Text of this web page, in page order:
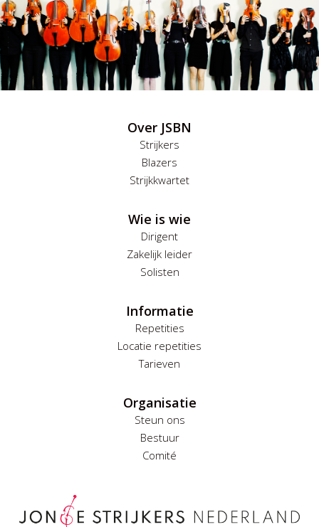
Over JSBN
Strijkers
Blazers
Strijkkwartet
Wie is wie
Dirigent
Zakelijk leider
Solisten
Informatie
Repetities
Locatie repetities
Tarieven
Organisatie
Steun ons
Bestuur
Comité